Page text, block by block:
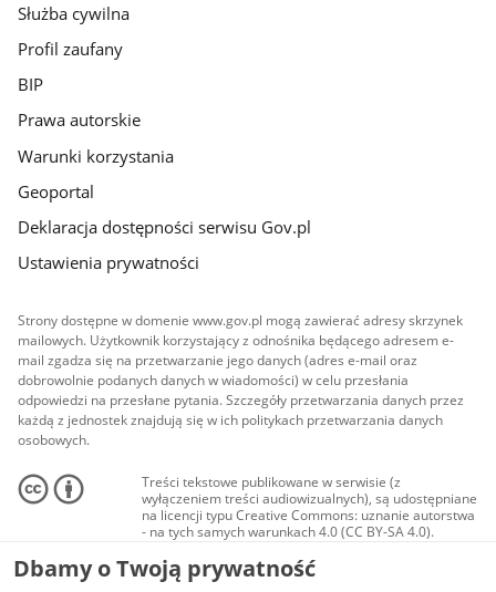
Służba cywilna
Profil zaufany
BIP
Prawa autorskie
Warunki korzystania
Geoportal
Deklaracja dostępności serwisu Gov.pl
Ustawienia prywatności
Strony dostępne w domenie www.gov.pl mogą zawierać adresy skrzynek
mailowych. Użytkownik korzystający z odnośnika będącego adresem e-
mail zgadza się na przetwarzanie jego danych (adres e-mail oraz
dobrowolnie podanych danych w wiadomości) w celu przesłania
odpowiedzi na przesłane pytania. Szczegóły przetwarzania danych przez
każdą z jednostek znajdują się w ich politykach przetwarzania danych
osobowych.
Treści tekstowe publikowane w serwisie (z
wyłączeniem treści audiowizualnych), są udostępniane
na licencji typu Creative Commons: uznanie autorstwa
- na tych samych warunkach 4.0 (CC BY-SA 4.0).
Materiały audiowizualne, w tym zdjęcia, materiały
audio i wideo, są udostępniane na licencji typu
Creative Commons: uznanie autorstwa użycie
Dbamy o Twoją prywatność